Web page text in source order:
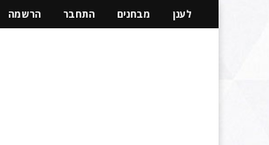
לענן מבחנים התחבר הרשמה